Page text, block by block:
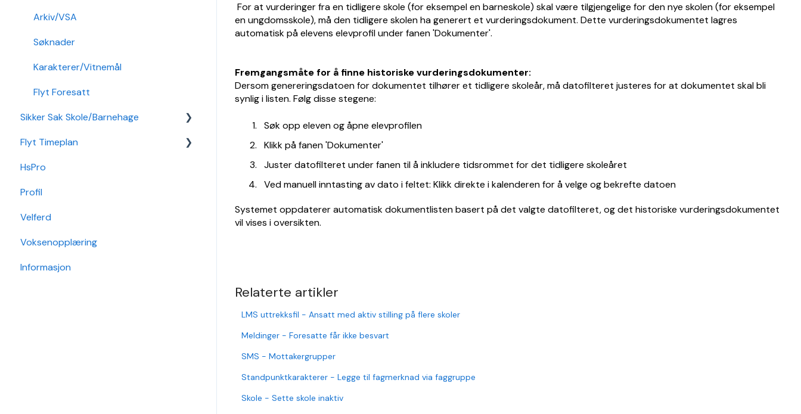
For at vurderinger fra en tidligere skole (for eksempel en barneskole) skal være tilgjengelige for den nye skolen (for eksempel
en ungdomsskole), må den tidligere skolen ha generert et vurderingsdokument. Dette vurderingsdokumentet lagres
automatisk på elevens elevprofil under fanen 'Dokumenter'.
Fremgangsmåte for å finne historiske vurderingsdokumenter:
Dersom genereringsdatoen for dokumentet tilhører et tidligere skoleår, må datofilteret justeres for at dokumentet skal bli
synlig i listen. Følg disse stegene:
Søk opp eleven og åpne elevprofilen
Klikk på fanen 'Dokumenter'
Juster datofilteret under fanen til å inkludere tidsrommet for det tidligere skoleåret
Ved manuell inntasting av dato i feltet: Klikk direkte i kalenderen for å velge og bekrefte datoen
Systemet oppdaterer automatisk dokumentlisten basert på det valgte datofilteret, og det historiske vurderingsdokumentet
vil vises i oversikten.
Relaterte artikler
LMS uttrekksfil - Ansatt med aktiv stilling på flere skoler
Meldinger - Foresatte får ikke besvart
SMS - Mottakergrupper
Standpunktkarakterer - Legge til fagmerknad via faggruppe
Skole - Sette skole inaktiv
Arkiv/VSA
Søknader
Karakterer/Vitnemål
Flyt Foresatt
Sikker Sak Skole/Barnehage
Godkjenning
Hendelse
Hovedperson
Post
Sak
Flyt Timeplan
Daglig bruk
Min side/ansatt
Timeplanlegging
Rapporter
Grunndata
HsPro
Profil
Velferd
Voksenopplæring
Informasjon